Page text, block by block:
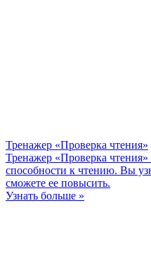
Тренажер «Проверка чтения»
Тренажер «Проверка чтения»
способности к чтению. Вы
сможете ее повысить.
Узнать больше »